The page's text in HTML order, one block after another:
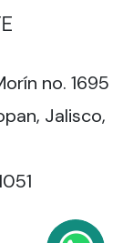
no. 1695
Jalisco,